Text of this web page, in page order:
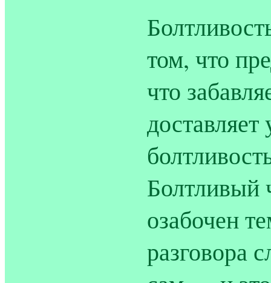
том, что
что
доставляет
Болтливый
озабочен
разговора